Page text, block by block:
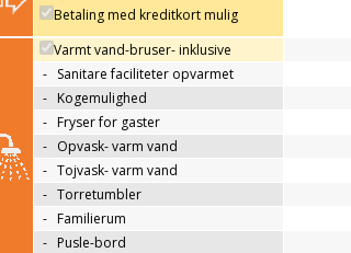
Betaling med kreditkort mulig
Varmt vand-bruser- inklusive
- Sanitare faciliteter opvarmet
- Kogemulighed
- Fryser for gaster
- Opvask- varm vand
- Tojvask- varm vand
- Torretumbler
- Familierum
- Pusle-bord